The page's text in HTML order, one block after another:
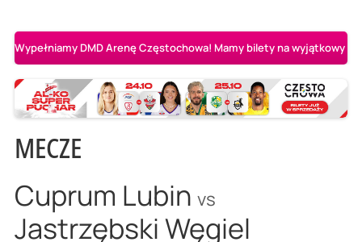
Wypełniamy DMD Arenę Częstochowa! Mamy bilety na wyjątkowy
MECZE
Cuprum Lubin vs
Jastrzębski Węgiel